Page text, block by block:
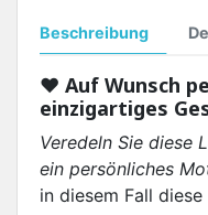
Beschreibung
♥︎ Auf Wunsch
einzigartiges
Veredeln Sie diese
ein persönliches
in diesem Fall